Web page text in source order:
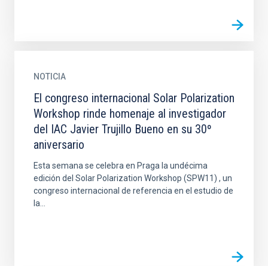
NOTICIA
El congreso internacional Solar Polarization
Workshop rinde homenaje al investigador
del IAC Javier Trujillo Bueno en su 30º
aniversario
Esta semana se celebra en Praga la undécima
edición del Solar Polarization Workshop (SPW11) , un
congreso internacional de referencia en el estudio de
la...